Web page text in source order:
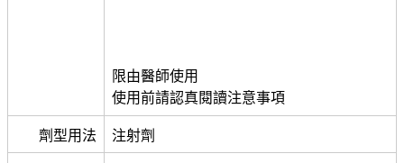
限由醫師使用
使用前請認真閱讀注意事項
劑型用法 注射劑